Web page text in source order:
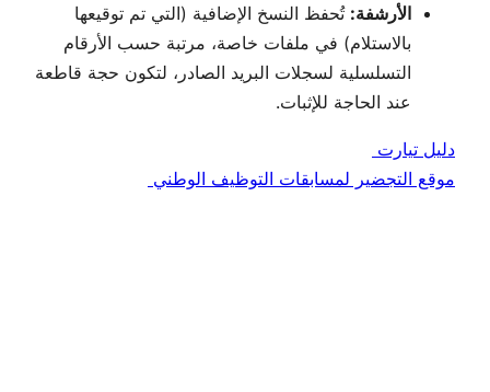
الأرشفة: تُحفظ النسخ الإضافية (التي تم توقيعها
بالاستلام) في ملفات خاصة، مرتبة حسب الأرقام
التسلسلية لسجلات البريد الصادر، لتكون حجة قاطعة
عند الحاجة للإثبات.
دليل تيارت
موقع التجضير لمسابقات التوظيف الوطني